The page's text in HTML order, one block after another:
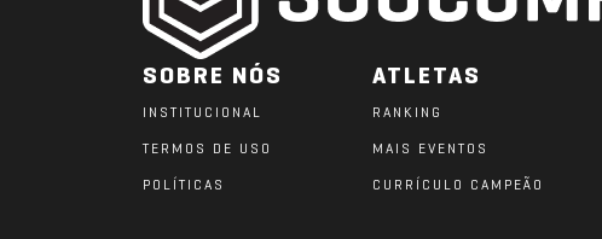
SOBRE NÓS
INSTITUCIONAL
TERMOS DE USO
POLÍTICAS
ATLETAS
RANKING
MAIS EVENTOS
CURRÍCULO CAMPEÃO